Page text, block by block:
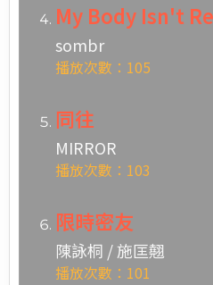
My Body Isn't
sombr
播放次數：105
同往
MIRROR
播放次數：103
限時密友
陳詠桐 / 施匡翹
播放次數：101